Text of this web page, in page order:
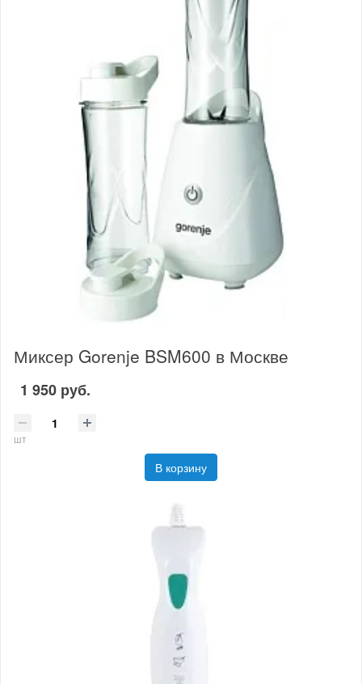
Миксер Gorenje BSM600 в Москве
1 950 руб.
шт
В корзину